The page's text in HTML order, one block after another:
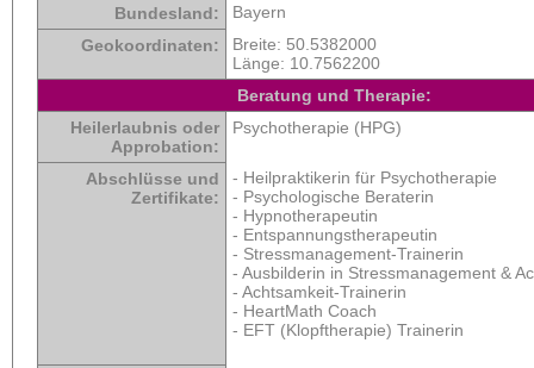
Bundesland:
Bayern
Geokoordinaten:
Breite: 50.5382000
Länge: 10.7562200
Beratung und Therapie:
Heilerlaubnis oder
Approbation:
Psychotherapie (HPG)
Abschlüsse und
Zertifikate:
- Heilpraktikerin für Psychotherapie
- Psychologische Beraterin
- Hypnotherapeutin
- Entspannungstherapeutin
- Stressmanagement-Trainerin
- Ausbilderin in Stressmanagement &
- Achtsamkeit-Trainerin
- HeartMath Coach
- EFT (Klopftherapie) Trainerin